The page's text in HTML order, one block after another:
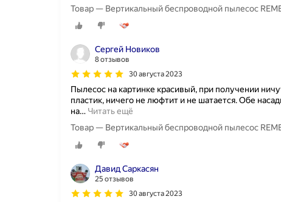
Товар — Вертикальный беспроводной пылесос
Сергей Новиков
8 отзывов
30 августа 2023
Пылесос на картинке красивый, при получении
пластик, ничего не люфтит и не шатается. Обе
на… Читать ещё
Товар — Вертикальный беспроводной пылесос
Давид Саркасян
25 отзывов
30 августа 2023